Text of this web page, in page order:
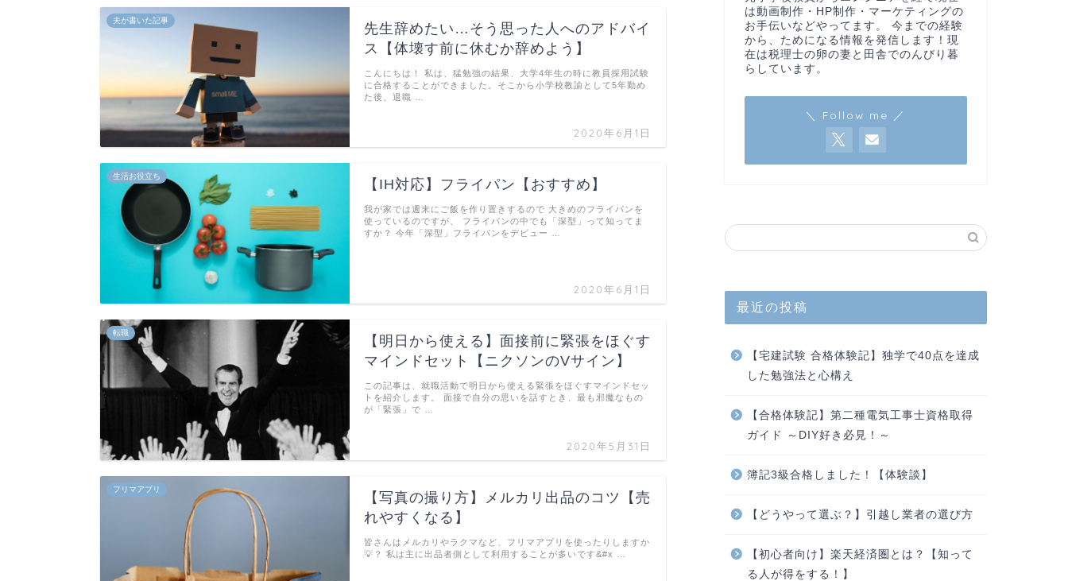
夫が書いた記事
先生辞めたい…そう思った人へのアドバイ
ス【体壊す前に休むか辞めよう】
2020年6月1日
こんにちは！ 私は、猛勉強の結果、大学4年生の時に教員採用試験
に合格することができました。そこから小学校教諭として5年勤め
た後、退職 …
生活お役立ち
【IH対応】フライパン【おすすめ】
2020年6月1日
我が家では週末にご飯を作り置きするので 大きめのフライパンを
使っているのですが、 フライパンの中でも「深型」って知ってま
すか？ 今年「深型」フライパンをデビュー …
転職
【明日から使える】面接前に緊張をほぐす
マインドセット【ニクソンのVサイン】
2020年5月31日
この記事は、就職活動で明日から使える緊張をほぐすマインドセッ
トを紹介します。 面接で自分の思いを話すとき、最も邪魔なもの
が「緊張」で …
フリマアプリ
【写真の撮り方】メルカリ出品のコツ【売
れやすくなる】
皆さんはメルカリやラクマなど、フリマアプリを使ったりしますか
💡？ 私は主に出品者側として利用することが多いです&#x …
にしている方も多い
転職を過去に何度か
ます！
【フリーランス】にな
は動画制作・HP制作・マーケティングの
お手伝いなどやってます。 今までの経験
から、ためになる情報を発信します！現
在は税理士の卵の妻と田舎でのんびり暮
らしています。
＼ Follow me ／
最近の投稿
【宅建試験 合格体験記】独学で40点を達成
した勉強法と心構え
【合格体験記】第二種電気工事士資格取得
ガイド ～DIY好き必見！～
簿記3級合格しました！【体験談】
【どうやって選ぶ？】引越し業者の選び方
【初心者向け】楽天経済圏とは？【知って
る人が得をする！】